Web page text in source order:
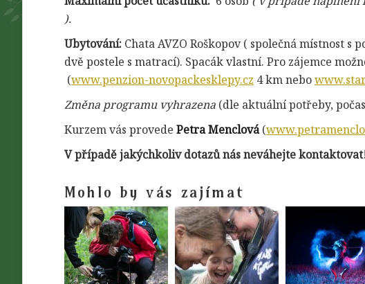
).
Ubytování: Chata AVZO Roškopov ( společná místnost s
dvě postele s matrací). Spacák vlastní. Pro zájemce
(www.penzion-novopackesklepy.cz 4 km nebo
Změna programu vyhrazena (dle aktuální potřeby,
Kurzem vás provede Petra Menclová(
V případě jakýchkoliv dotazů nás neváhejte
Mohlo by vás zajímat